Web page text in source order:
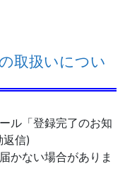
取扱いについ
ル「登録完了のお知
返信)
かない場合がありま